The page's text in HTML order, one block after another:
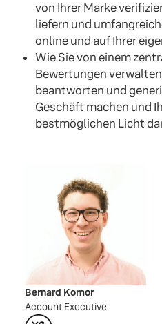
von Ihrer Marke
liefern und
online und auf Ihrer
Wie Sie von einem
Bewertungen
beantworten und
Geschäft machen und
bestmöglichen Licht
Bernard Komor
Account Executive